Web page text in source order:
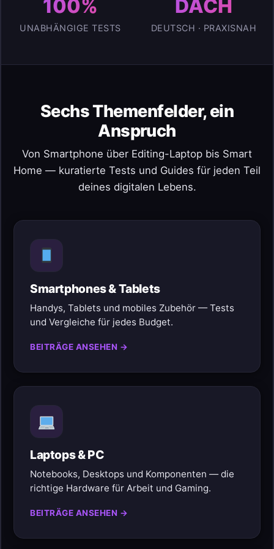
100%
UNABHÄNGIGE TESTS
DACH
DEUTSCH · PRAXISNAH
Sechs Themenfelder, ein
Anspruch
Von Smartphone über Editing-Laptop bis Smart
Home — kuratierte Tests und Guides für jeden Teil
deines digitalen Lebens.
Smartphones & Tablets
Handys, Tablets und mobiles Zubehör — Tests
und Vergleiche für jedes Budget.
BEITRÄGE ANSEHEN →
Laptops & PC
Notebooks, Desktops und Komponenten — die
richtige Hardware für Arbeit und Gaming.
BEITRÄGE ANSEHEN →